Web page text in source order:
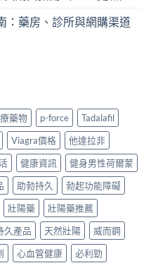
：藥房、診所與網購渠道
藥物 p-force
Tadalafil
Viagra價格
他達拉非
健康資訊
健身男性荷爾蒙
助勃持久
勃起功能障礙
壯陽藥
壯陽藥推薦
久產品 天然壯陽
威而鋼
心血管健康 必利勁